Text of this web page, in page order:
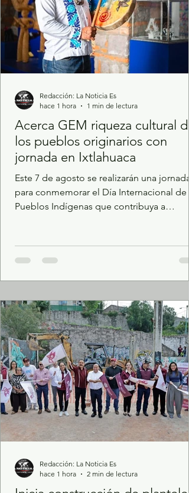
Acerca GEM riqueza cultural de
los pueblos originarios con
jornada en Ixtlahuaca
Este 7 de agosto se realizarán una jornada
para conmemorar el Día Internacional de
Pueblos Indígenas que contribuya a
acercar a las familias mexiquenses la
cultural de los pueblos originarios y
México, encabezado por la Maestra
Gómez Álvarez, realizará el 7 de agosto
jornada conmemorativa por el Día
Redacción: La Noticia Es
hace 1 hora
1 min de lectura
Redacción: La Noticia Es
hace 1 hora
2 min de lectura